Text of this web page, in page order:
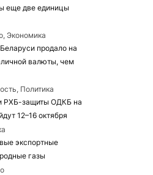
еще две единицы
Экономика
продало на
валюты, чем
Политика
РХБ-защиты ОДКБ на
12–16 октября
экспортные
газы